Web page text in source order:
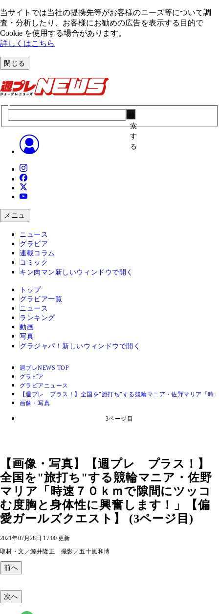
当サイトでは当社の提携先等がお客様のニーズ等について調
査・分析したり、お客様にお勧めの広告を表⽰する⽬的で
Cookie を使⽤する場合があります。
詳しくはこちら
閉じる
索
す
る
メニュ
ニュース
グラビア
連載コラム
コミック
キン肉マン 新しいウィンドウで開く
トップ
グラビア一覧
ニュース
ランキング
動画
写真
グラジャパ！ 新しいウィンドウで開く
週プレNEWS TOP
グラビア
グラビアニュース
【週プレ プラス！】全国を"旅打ち"する競輪マニア・佐野マリア「時
画像・写真
3ページ目
【画像・写真】【週プレ プラス！】
全国を"旅打ち"する競輪マニア・佐野
マリア「時速７０ｋｍで隙間にツッコ
む度胸と身体性に興奮します！」【偏
愛ガールズクエスト】 (3ページ目)
2021年07月28日 17:00 更新
取材・文／鯨井隆正 撮影／五十嵐和博
前へ
次へ